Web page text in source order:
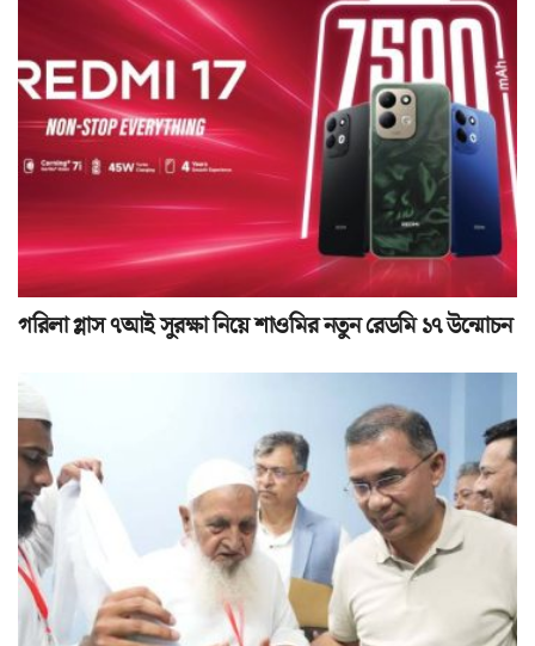
গরিলা গ্লাস ৭আই সুরক্ষা নিয়ে শাওমির নতুন রেডমি ১৭ উন্মোচন